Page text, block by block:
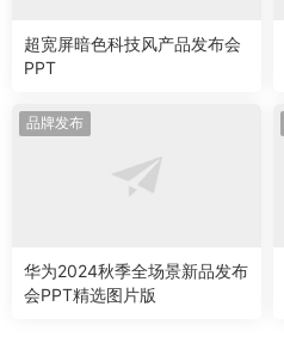
超宽屏暗色科技风产品发布会
PPT
品牌发布
华为2024秋季全场景新品发布
会PPT精选图片版